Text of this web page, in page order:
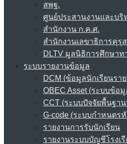
สพฐ.
ศูนย์ประสานงานและบ
สำนักงาน ก.ค.ศ.
สำนักงานเลขาธิการคุรุ
DLTV มูลนิธิการศึกษาท
ระบบรายงานข้อมูล
DCM (ข้อมูลนักเรียนรา
OBEC Asset (ระบบข้อ
CCT (ระบบปัจจัยพื้นฐา
G-code (ระบบกำหนดร
รายงานการรับนักเรียน
รายงานระบบบัญชีโรงเ